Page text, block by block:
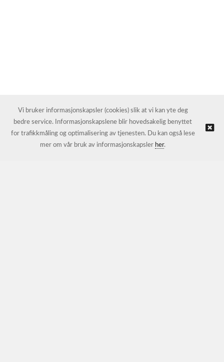
Vi bruker informasjonskapsler (cookies) slik at vi kan yte deg
bedre service. Informasjonskapslene blir hovedsakelig benyttet
for trafikkmåling og optimalisering av tjenesten. Du kan også lese
mer om vår bruk av informasjonskapsler her.